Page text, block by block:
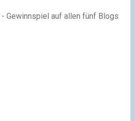
Gewinnspiel auf allen fünf Blogs